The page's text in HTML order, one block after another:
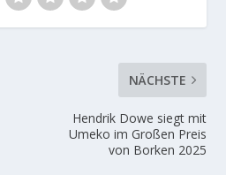
NÄCHSTE
Hendrik Dowe siegt mit
Umeko im Großen Preis
von Borken 2025